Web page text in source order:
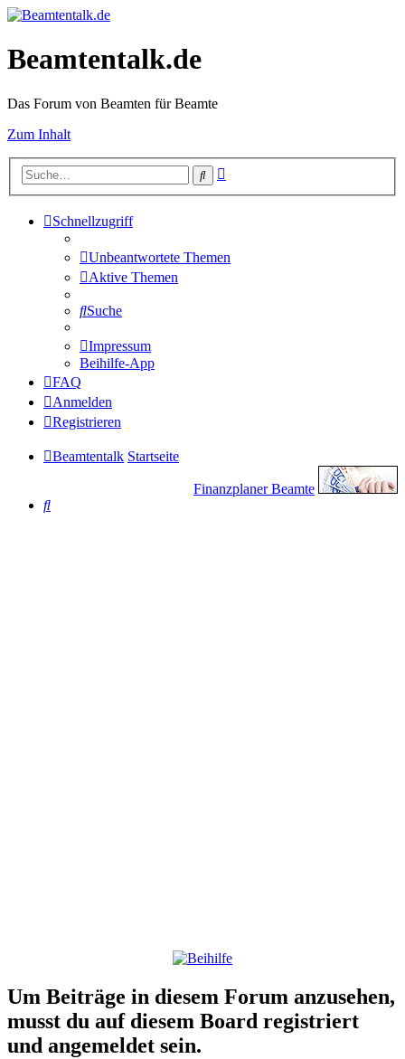
Beamtentalk.de
Das Forum von Beamten für Beamte
Zum Inhalt
Suche
Schnellzugriff
Unbeantwortete Themen
Aktive Themen
Suche
Impressum
Beihilfe-App
FAQ
Anmelden
Registrieren
Beamtentalk Startseite
Finanzplaner Beamte
Suche
Um Beiträge in diesem Forum anzusehen,
musst du auf diesem Board registriert
und angemeldet sein.